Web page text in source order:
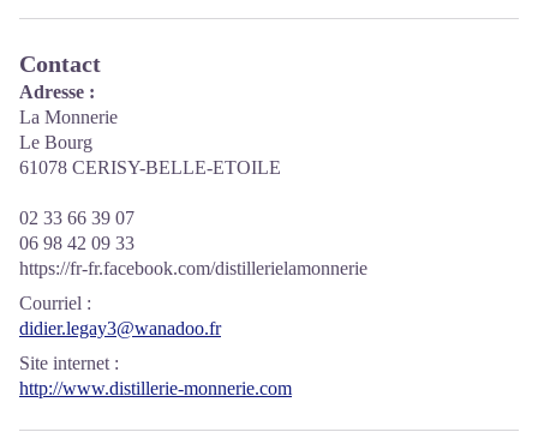
Contact
Adresse :
La Monnerie
Le Bourg
61078 CERISY-BELLE-ETOILE
02 33 66 39 07
06 98 42 09 33
https://fr-fr.facebook.com/distillerielamonnerie
Courriel :
didier.legay3@wanadoo.fr
Site internet :
http://www.distillerie-monnerie.com